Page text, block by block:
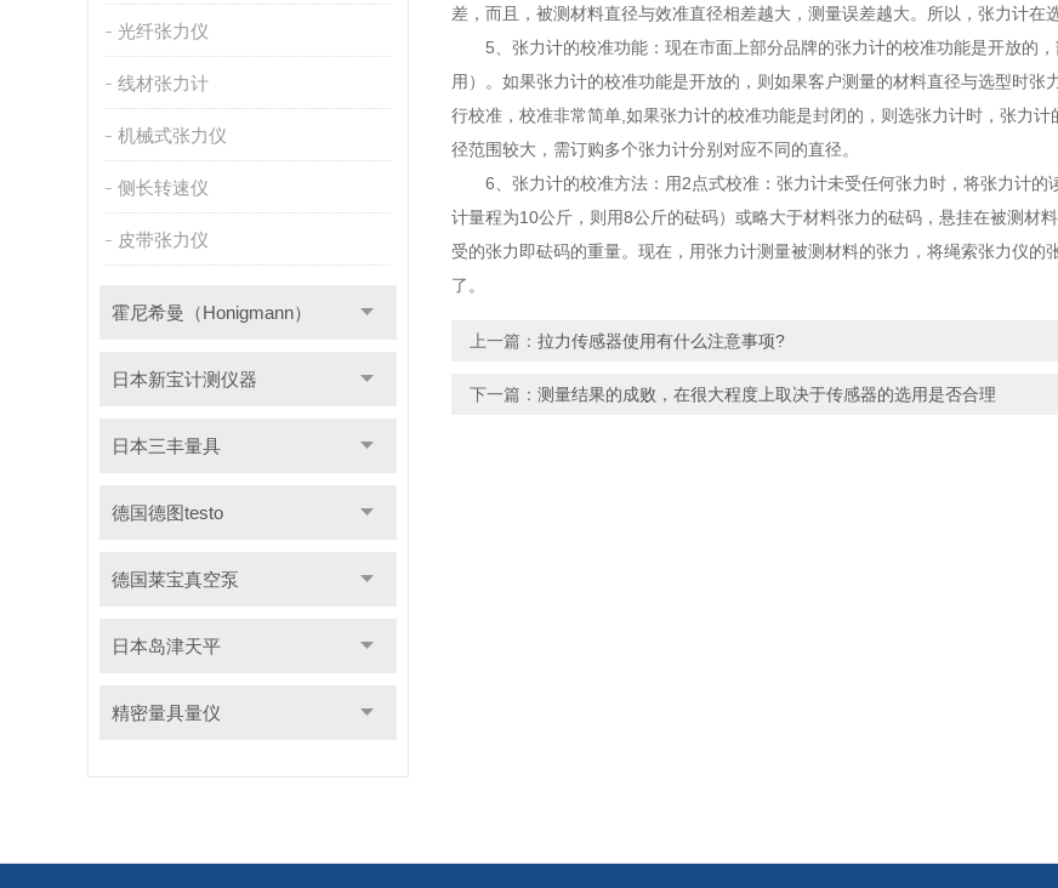
光纤张力仪
线材张力计
机械式张力仪
侧长转速仪
皮带张力仪
霍尼希曼（Honigmann）
日本新宝计测仪器
日本三丰量具
德国德图testo
德国莱宝真空泵
日本岛津天平
精密量具量仪
差，而且，被测材料直径与效准直径相差越大，测量误差越大。所以，张力计在
5、张力计的校准功能：现在市面上部分品牌的张力计的校准功能是开放的
用）。如果张力计的校准功能是开放的，则如果客户测量的材料直径与选型时
行校准，校准非常简单,如果张力计的校准功能是封闭的，则选张力计时，张力
径范围较大，需订购多个张力计分别对应不同的直径。
6、张力计的校准方法：用2点式校准：张力计未受任何张力时，将张力计的
计量程为10公斤，则用8公斤的砝码）或略大于材料张力的砝码，悬挂在被测材
受的张力即砝码的重量。现在，用张力计测量被测材料的张力，将绳索张力仪
了。
上一篇： 拉力传感器使用有什么注意事项?
下一篇： 测量结果的成败，在很大程度上取决于传感器的选用是否合理